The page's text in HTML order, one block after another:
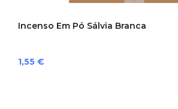
Incenso Em Pó Sálvia Branca
Preço
1,55 €